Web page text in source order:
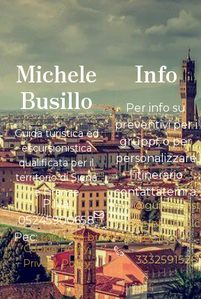
Michele
Busillo
Guida turistica ed
escursionistica
qualificata per il
territorio di Siena
e Firenze
P.Iva:
05245900658
Pec:michele.busillo@pec.it
Cookie Policy
Privacy Policy
Info
Per info su
preventivi per i
gruppi, o per
personalizzare
l’itinerario
contattatemi a:
+39
3332591526